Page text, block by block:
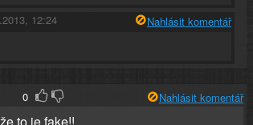
12:24 Nahlásit komentář
0 Nahlásit komentář